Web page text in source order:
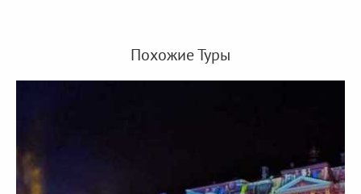
Похожие Туры